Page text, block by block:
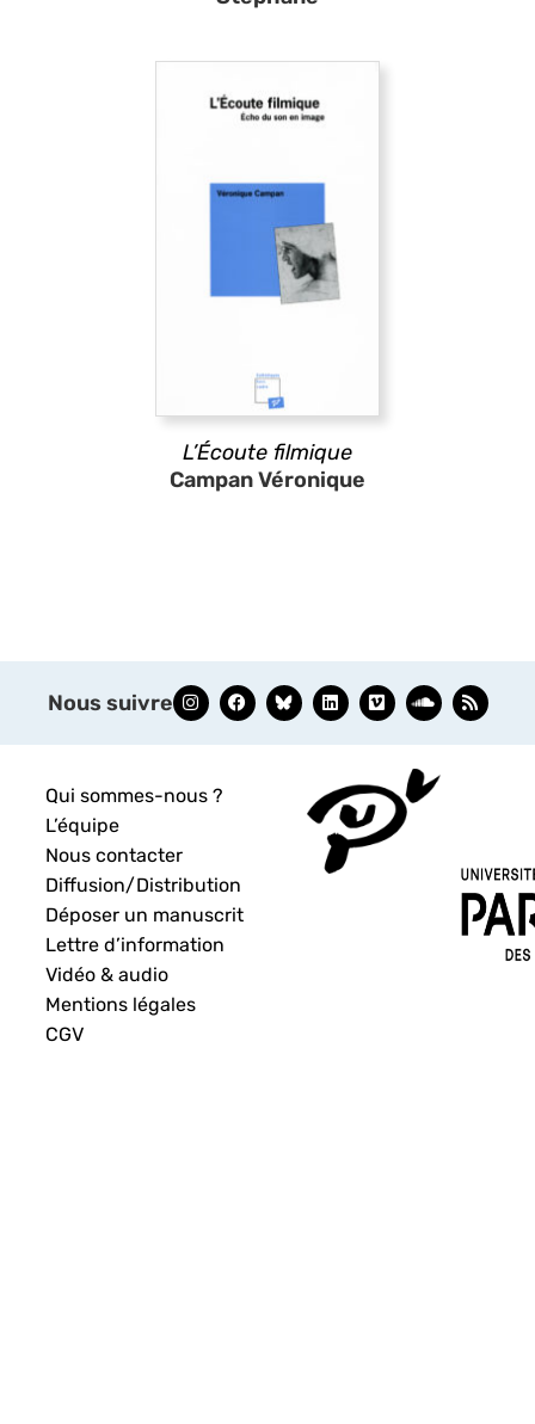
L’Écoute filmique
Campan Véronique
Nous suivre
Qui sommes-nous ?
L’équipe
Nous contacter
Diffusion/Distribution
Déposer un manuscrit
Lettre d’information
Vidéo & audio
Mentions légales
CGV